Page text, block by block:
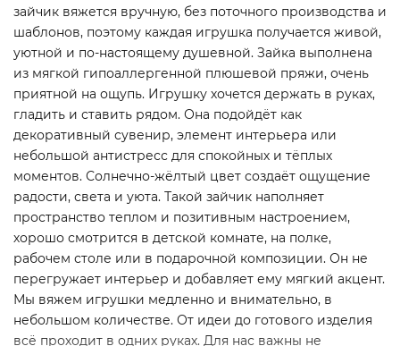
зайчик вяжется вручную, без поточного производства и
шаблонов, поэтому каждая игрушка получается живой,
уютной и по-настоящему душевной. Зайка выполнена
из мягкой гипоаллергенной плюшевой пряжи, очень
приятной на ощупь. Игрушку хочется держать в руках,
гладить и ставить рядом. Она подойдёт как
декоративный сувенир, элемент интерьера или
небольшой антистресс для спокойных и тёплых
моментов. Солнечно-жёлтый цвет создаёт ощущение
радости, света и уюта. Такой зайчик наполняет
пространство теплом и позитивным настроением,
хорошо смотрится в детской комнате, на полке,
рабочем столе или в подарочной композиции. Он не
перегружает интерьер и добавляет ему мягкий акцент.
Мы вяжем игрушки медленно и внимательно, в
небольшом количестве. От идеи до готового изделия
всё проходит в одних руках. Для нас важны не